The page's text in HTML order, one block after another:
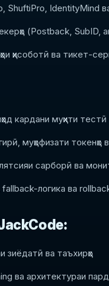
ShuftiPro, IdentityMind
(Postback, SubID,
ҳисоботӣ ва тикет-
кардани муҳити
муҳофизати токенҳо
сарборӣ ва
fallback-логика ва
зиёдатӣ ва таъхирҳо
ва архитектураи